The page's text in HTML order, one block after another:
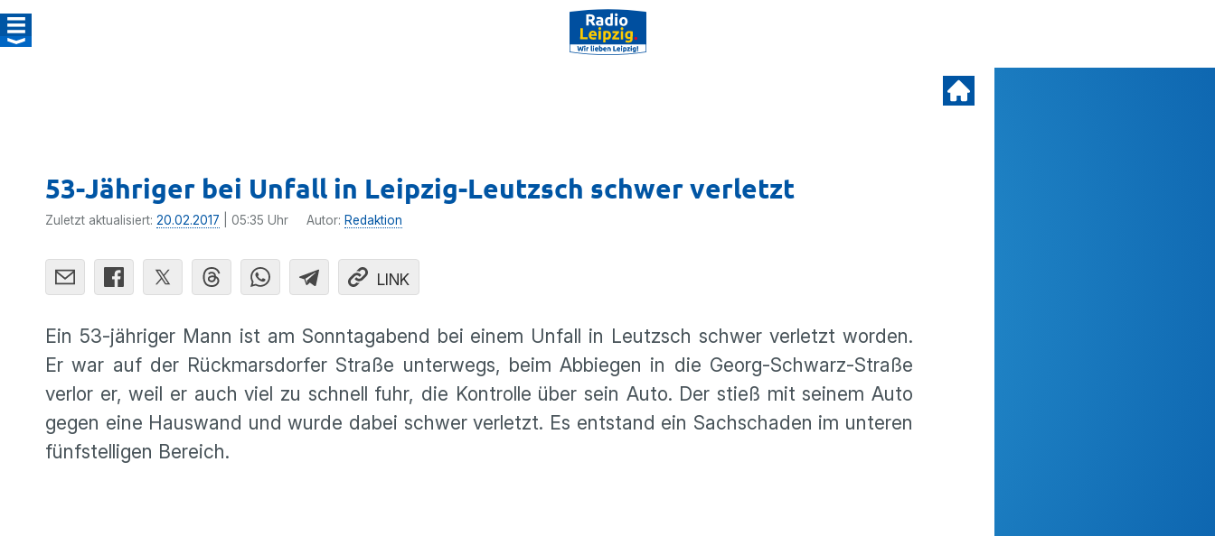
53-Jähriger bei Unfall in Leipzig-Leutzsch schwer verletzt
Zuletzt aktualisiert: 20.02.2017 | 05:35 Uhr Autor: Redaktion
LINK
Ein 53-jähriger Mann ist am Sonntag­abend bei einem Unfall in Leutzsch schwer verletzt worden.
Er war auf der Rückmars­dorfer Straße unter­wegs, beim Abbiegen in die Georg-Schwarz-Straße
verlor er, weil er auch viel zu schnell fuhr, die Kontrolle über sein Auto. Der stieß mit seinem Auto
gegen eine Hauswand und wurde dabei schwer verletzt. Es entstand ein Sachschaden im unteren
fünfstel­ligen Bereich.